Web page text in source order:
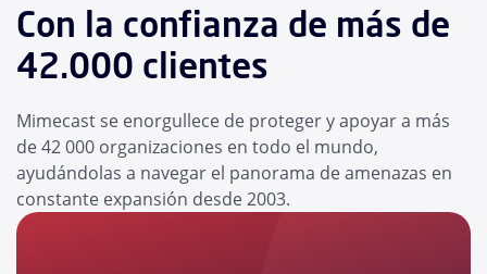
Con la confianza de más de
42.000 clientes
Mimecast se enorgullece de proteger y apoyar a más
de 42 000 organizaciones en todo el mundo,
ayudándolas a navegar el panorama de amenazas en
constante expansión desde 2003.